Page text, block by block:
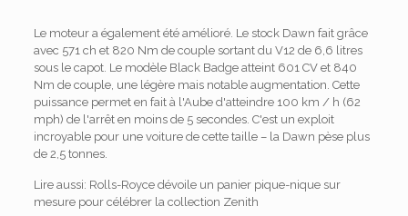
Le moteur a également été amélioré. Le stock Dawn fait grâce
avec 571 ch et 820 Nm de couple sortant du V12 de 6,6 litres
sous le capot. Le modèle Black Badge atteint 601 CV et 840
Nm de couple, une légère mais notable augmentation. Cette
puissance permet en fait à l'Aube d'atteindre 100 km / h (62
mph) de l'arrêt en moins de 5 secondes. C'est un exploit
incroyable pour une voiture de cette taille – la Dawn pèse plus
de 2,5 tonnes.
Lire aussi: Rolls-Royce dévoile un panier pique-nique sur
mesure pour célébrer la collection Zenith